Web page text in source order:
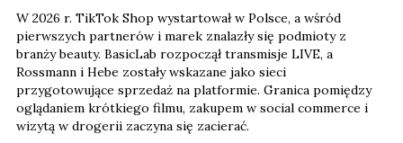
W 2026 r. TikTok Shop wystartował w Polsce, a wśród
pierwszych partnerów i marek znalazły się podmioty z
branży beauty. BasicLab rozpoczął transmisje LIVE, a
Rossmann i Hebe zostały wskazane jako sieci
przygotowujące sprzedaż na platformie. Granica pomiędzy
oglądaniem krótkiego filmu, zakupem w social commerce i
wizytą w drogerii zaczyna się zacierać.